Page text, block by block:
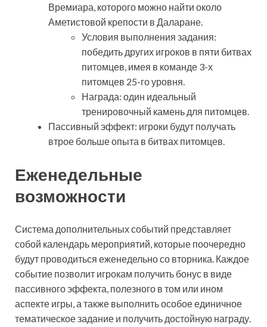
Времиара, которого можно найти около
Аметистовой крепости в Даларане.
Условия выполнения задания:
победить других игроков в пяти битвах
питомцев, имея в команде 3-х
питомцев 25-го уровня.
Награда: один идеальный
тренировочный камень для питомцев.
Пассивный эффект: игроки будут получать
втрое больше опыта в битвах питомцев.
Еженедельные
возможности
Система дополнительных событий представляет
собой календарь мероприятий, которые поочередно
будут проводиться еженедельно со вторника. Каждое
событие позволит игрокам получить бонус в виде
пассивного эффекта, полезного в том или ином
аспекте игры, а также выполнить особое единичное
тематическое задание и получить достойную награду.